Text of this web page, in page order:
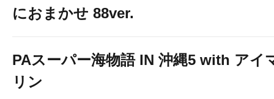
におまかせ 88ver.
PAスーパー海物語 IN 沖縄5 with アイ
リン